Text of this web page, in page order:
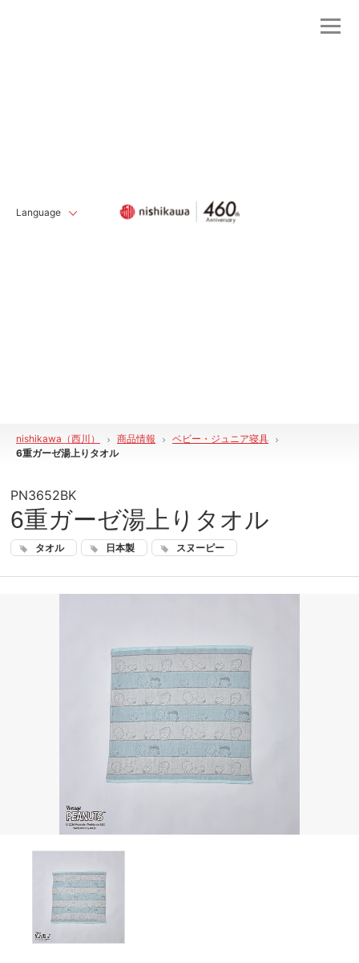
Language
nishikawa（西川） 商品情報
ベビー・ジュニア寝具
6重ガーゼ湯上りタオル
PN3652BK
6重ガーゼ湯上りタオル
タオル 日本製 スヌーピー